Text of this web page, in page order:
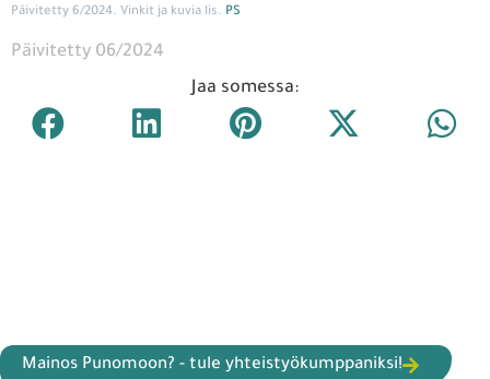
Päivitetty 6/2024. Vinkit ja kuvia lis. PS
Päivitetty 06/2024
Jaa somessa:
Mainos Punomoon? - tule yhteistyökumppaniksi!